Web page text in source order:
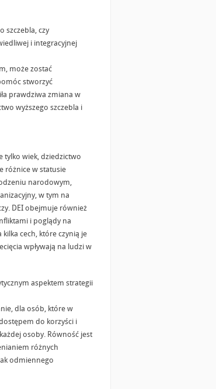
szczebla, czy
i integracyjnej
może zostać
stworzyć
prawdziwa zmiana w
wyższego szczebla i
tylko wiek, dziedzictwo
różnice w statusie
narodowym,
w tym na
DEI obejmuje również
i poglądy na
cech, które czynią je
wpływają na ludzi w
aspektem strategii
dla osób, które w
do korzyści i
osoby. Równość jest
różnych
odmiennego